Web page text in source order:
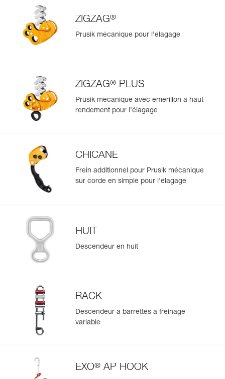
ZIGZAG®
Prusik mécanique pour l’élagage
ZIGZAG® PLUS
Prusik mécanique avec émerillon à haut
rendement pour l’élagage
CHICANE
Frein additionnel pour Prusik mécanique
sur corde en simple pour l'élagage
HUIT
Descendeur en huit
RACK
Descendeur à barrettes à freinage
variable
EXO® AP HOOK